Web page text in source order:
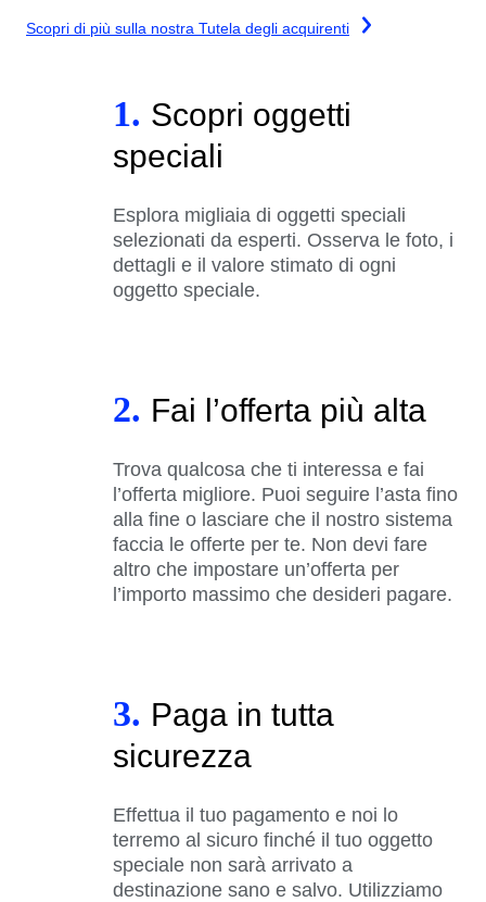
Scopri di più sulla nostra Tutela degli acquirenti
1. Scopri oggetti
speciali
Esplora migliaia di oggetti speciali
selezionati da esperti. Osserva le foto, i
dettagli e il valore stimato di ogni
oggetto speciale.
2. Fai l’offerta più alta
Trova qualcosa che ti interessa e fai
l’offerta migliore. Puoi seguire l’asta fino
alla fine o lasciare che il nostro sistema
faccia le offerte per te. Non devi fare
altro che impostare un’offerta per
l’importo massimo che desideri pagare.
3. Paga in tutta
sicurezza
Effettua il tuo pagamento e noi lo
terremo al sicuro finché il tuo oggetto
speciale non sarà arrivato a
destinazione sano e salvo. Utilizziamo